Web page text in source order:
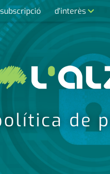
subscripció d'interès
farmàcies
telèfons
calendari
de